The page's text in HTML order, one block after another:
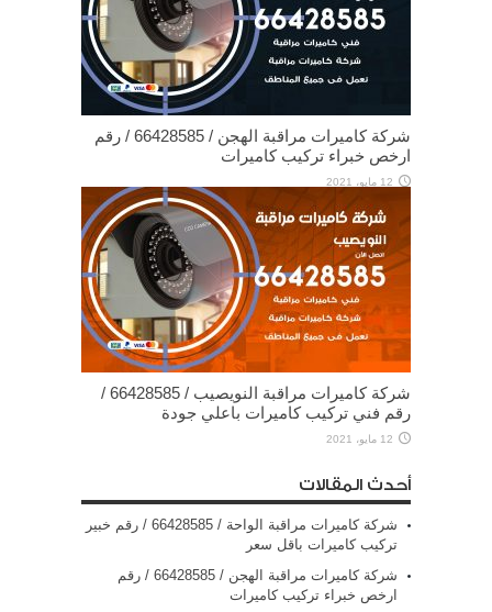
شركة كاميرات مراقبة الهجن / 66428585 / رقم
ارخص خبراء تركيب كاميرات
12 مايو، 2021
شركة كاميرات مراقبة النويصيب / 66428585 /
رقم فني تركيب كاميرات باعلي جودة
12 مايو، 2021
أحدث المقالات
شركة كاميرات مراقبة الواحة / 66428585 / رقم خبير
تركيب كاميرات باقل سعر
شركة كاميرات مراقبة الهجن / 66428585 / رقم
ارخص خبراء تركيب كاميرات